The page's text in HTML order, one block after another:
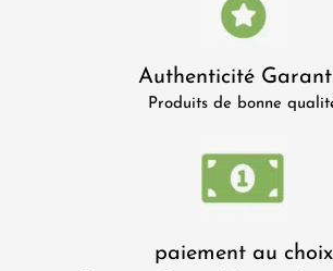
Authenticité
Produits de bonne
paiement au choix